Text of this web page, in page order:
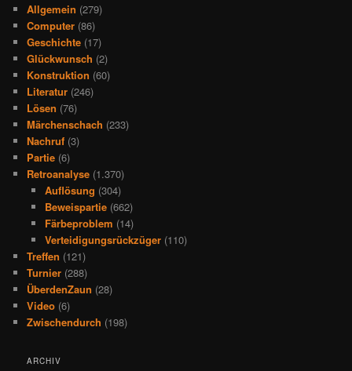
Allgemein (279)
Computer (86)
Geschichte (17)
Glückwunsch (2)
Konstruktion (60)
Literatur (246)
Lösen (76)
Märchenschach (233)
Nachruf (3)
Partie (6)
Retroanalyse (1.370)
Auflösung (304)
Beweispartie(662)
Färbeproblem (14)
Verteidigungsrückzüger(110)
Treffen (121)
Turnier (288)
ÜberdenZaun (28)
Video (6)
Zwischendurch (198)
ARCHIV